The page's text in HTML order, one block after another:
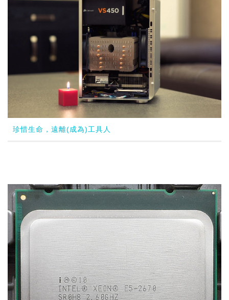
珍惜生命，遠離(成為)工具人